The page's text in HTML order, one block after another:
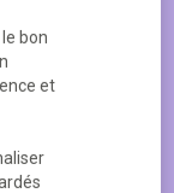
bon
et